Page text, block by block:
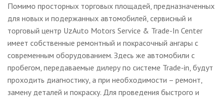
Помимо просторных торговых площадей, предназначенных
для новых и подержанных автомобилей, сервисный и
торговый центр UzAuto Motors Service & Trade-In Center
имеет собственные ремонтный и покрасочный ангары с
современным оборудованием. Здесь же автомобили с
пробегом, передаваемые дилеру по системе Trade-in, будут
проходить диагностику, а при необходимости – ремонт,
замену деталей и покраску. Для проведения быстрого и